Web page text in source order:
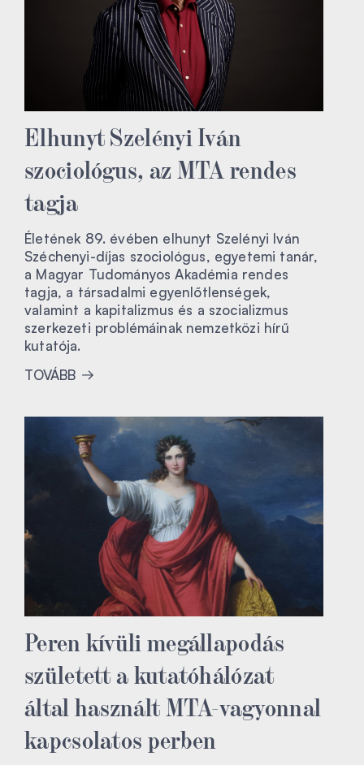
Elhunyt Szelényi Iván
szociológus, az MTA rendes
tagja
Életének 89. évében elhunyt Szelényi Iván
Széchenyi-díjas szociológus, egyetemi tanár,
a Magyar Tudományos Akadémia rendes
tagja, a társadalmi egyenlőtlenségek,
valamint a kapitalizmus és a szocializmus
szerkezeti problémáinak nemzetközi hírű
kutatója.
TOVÁBB
Peren kívüli megállapodás
született a kutatóhálózat
által használt MTA-vagyonnal
kapcsolatos perben